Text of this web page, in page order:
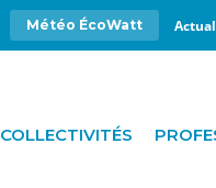
Météo ÉcoWatt
COLLECTIVITÉS